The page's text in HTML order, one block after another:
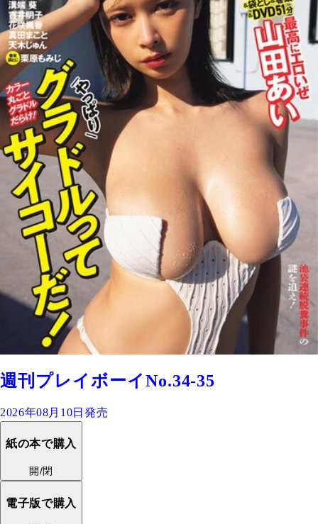
週刊プレイボーイNo.34-35
2026年08月10日発売
紙の本で購入
開/閉
電子版で購入